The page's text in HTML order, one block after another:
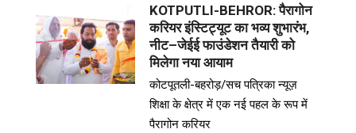
KOTPUTLI-BEHROR: पैरागोन
करियर इंस्टिट्यूट का भव्य शुभारंभ,
नीट–जेईई फाउंडेशन तैयारी को
मिलेगा नया आयाम
कोटपूतली-बहरोड़/सच पत्रिका न्यूज़
शिक्षा के क्षेत्र में एक नई पहल के रूप में
पैरागोन करियर